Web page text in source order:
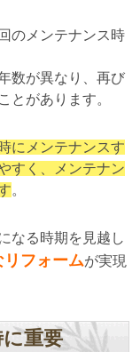
のメンテナンス時
数が異なり、再び
とがあります。
にメンテナンスす
すく、メンテナン
。
なる時期を見越し
フォームが実現
重要